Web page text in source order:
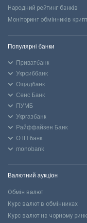
Народний рейтинг банків
Моніторинг обмінників
Популярні банки
Приватбанк
Укрсиббанк
Ощадбанк
Сенс Банк
ПУМБ
Укргазбанк
Райффайзен Банк
ОТП банк
monobank
Валютний аукціон
Обмін валют
Курс валют в обмінниках
Курс валют на чорному